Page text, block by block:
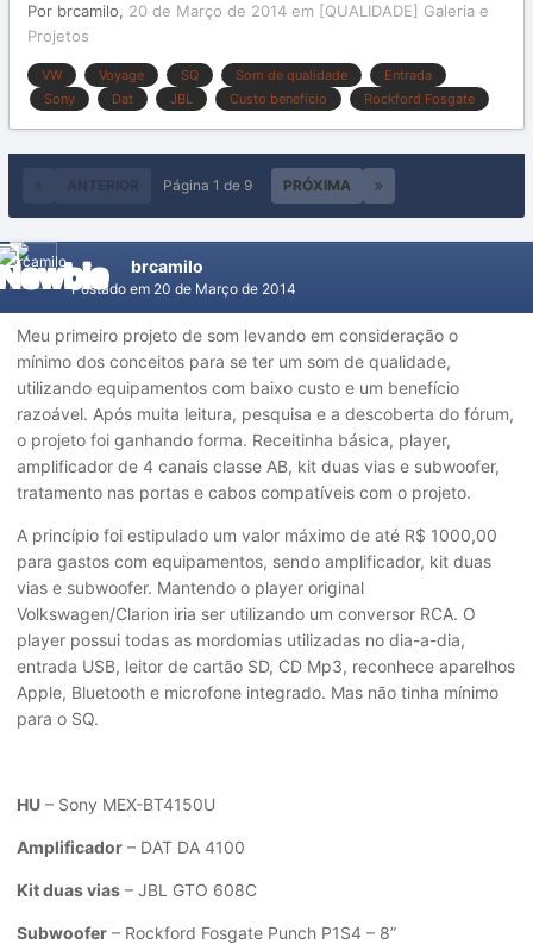
Por brcamilo, 20 de Março de 2014 em [QUALIDADE] Galeria e
Projetos
VW Voyage SQ Som de qualidade
Entrada
Sony
Dat JBL Custo benefício Rockford Fosgate
ANTERIOR PRÓXIMA
Página 1 de 9
brcamilo
Postado em 20 de Março de 2014
Meu primeiro projeto de som levando em consideração o
mínimo dos conceitos para se ter um som de qualidade,
utilizando equipamentos com baixo custo e um benefício
razoável. Após muita leitura, pesquisa e a descoberta do fórum,
o projeto foi ganhando forma. Receitinha básica, player,
amplificador de 4 canais classe AB, kit duas vias e subwoofer,
tratamento nas portas e cabos compatíveis com o projeto.
A princípio foi estipulado um valor máximo de até R$ 1000,00
para gastos com equipamentos, sendo amplificador, kit duas
vias e subwoofer. Mantendo o player original
Volkswagen/Clarion iria ser utilizando um conversor RCA. O
player possui todas as mordomias utilizadas no dia-a-dia,
entrada USB, leitor de cartão SD, CD Mp3, reconhece aparelhos
Apple, Bluetooth e microfone integrado. Mas não tinha mínimo
para o SQ.
HU – Sony MEX-BT4150U
Amplificador – DAT DA 4100
Kit duas vias – JBL GTO 608C
Subwoofer – Rockford Fosgate Punch P1S4 – 8”